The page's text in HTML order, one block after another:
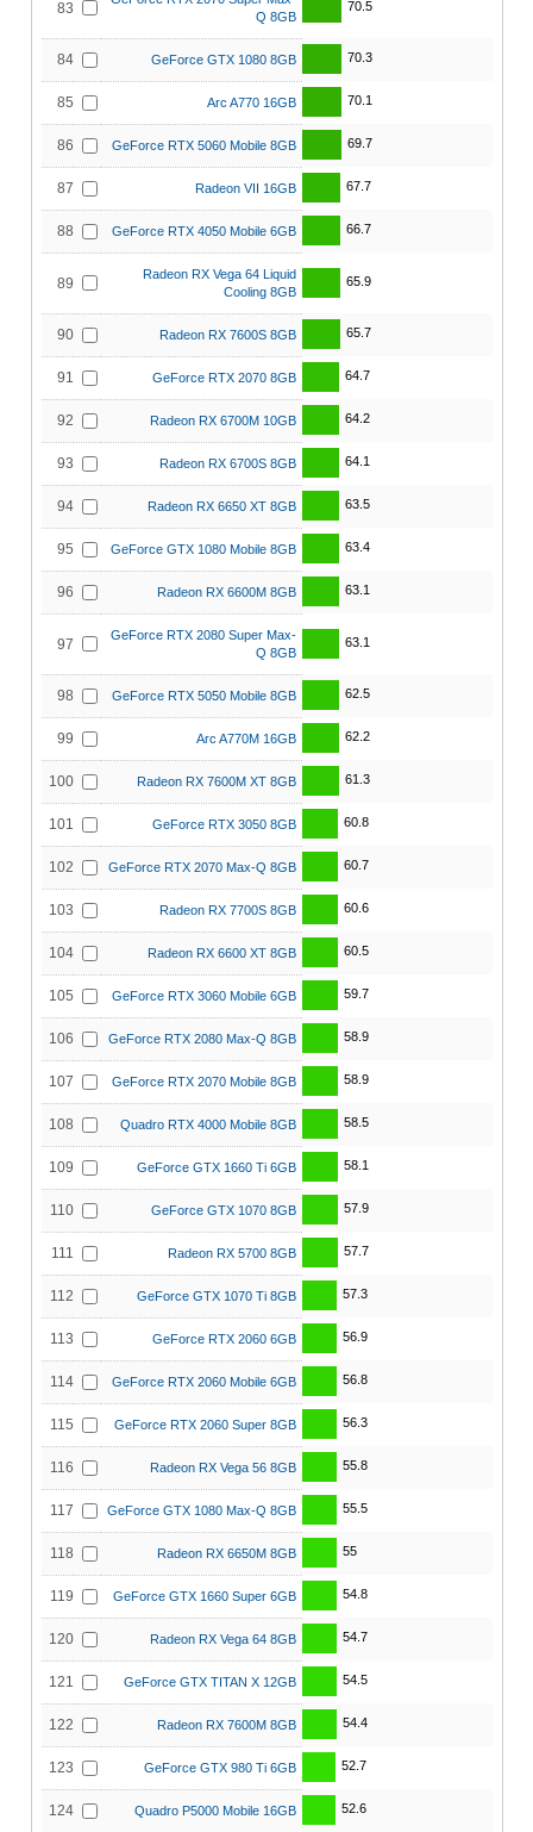
83
Q 8GB
70.5
84 GeForce GTX 1080 8GB 70.3
85 Arc A770 16GB 70.1
86 GeForce RTX 5060 Mobile 8GB 69.7
87 Radeon VII 16GB 67.7
88 GeForce RTX 4050 Mobile 6GB 66.7
89
Radeon RX Vega 64 Liquid
Cooling 8GB
65.9
90 Radeon RX 7600S 8GB 65.7
91 GeForce RTX 2070 8GB 64.7
92 Radeon RX 6700M 10GB 64.2
93 Radeon RX 6700S 8GB 64.1
94 Radeon RX 6650 XT 8GB 63.5
95 GeForce GTX 1080 Mobile 8GB 63.4
96 Radeon RX 6600M 8GB 63.1
97
GeForce RTX 2080 Super Max-
Q 8GB
63.1
98 GeForce RTX 5050 Mobile 8GB 62.5
99 Arc A770M 16GB 62.2
100 Radeon RX 7600M XT 8GB 61.3
101 GeForce RTX 3050 8GB 60.8
102 GeForce RTX 2070 Max-Q 8GB 60.7
103 Radeon RX 7700S 8GB 60.6
104 Radeon RX 6600 XT 8GB 60.5
105 GeForce RTX 3060 Mobile 6GB 59.7
106 GeForce RTX 2080 Max-Q 8GB 58.9
107 GeForce RTX 2070 Mobile 8GB 58.9
108 Quadro RTX 4000 Mobile 8GB 58.5
109 GeForce GTX 1660 Ti 6GB 58.1
110 GeForce GTX 1070 8GB 57.9
111 Radeon RX 5700 8GB 57.7
112 GeForce GTX 1070 Ti 8GB 57.3
113 GeForce RTX 2060 6GB 56.9
114 GeForce RTX 2060 Mobile 6GB 56.8
115 GeForce RTX 2060 Super 8GB 56.3
116 Radeon RX Vega 56 8GB 55.8
117 GeForce GTX 1080 Max-Q 8GB 55.5
118 Radeon RX 6650M 8GB 55
119 GeForce GTX 1660 Super 6GB 54.8
120 Radeon RX Vega 64 8GB 54.7
121 GeForce GTX TITAN X 12GB 54.5
122 Radeon RX 7600M 8GB 54.4
123 GeForce GTX 980 Ti 6GB 52.7
124 Quadro P5000 Mobile 16GB 52.6